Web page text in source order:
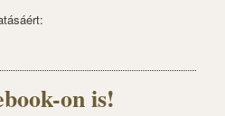
on is!